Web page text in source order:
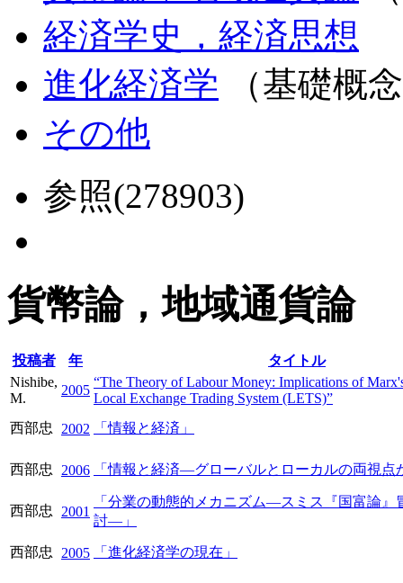
経済学史，経済思想
進化経済学 （基礎概
その他
参照(278903)
貨幣論，地域通貨論
投稿者 年
タイトル
Nishibe,
M.
2005
“The Theory of Labour Money: Implications of
Local Exchange Trading System (LETS)”
西部忠
2002 「情報と経済」
西部忠 2006 「情報と経済―グローバルとローカルの両視点
西部忠 2001
「分業の動態的メカニズム―スミス『国富論』
討―」
西部忠 2005 「進化経済学の現在」